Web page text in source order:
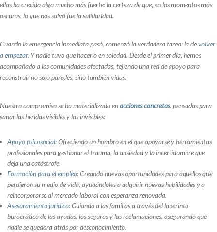
ellas ha crecido algo mucho más fuerte: la certeza de que, en los momentos más
oscuros, lo que nos salvó fue la solidaridad.
Cuando la emergencia inmediata pasó, comenzó la verdadera tarea: la devolver
a empezar. Y nadie tuvo que hacerlo en soledad. Desde el primer día, hemos
acompañado a las comunidades afectadas, tejiendo una red de apoyo para
reconstruir no solo paredes, sino también vidas.
Nuestro compromiso se ha materializado enacciones concretas, pensadas para
sanar las heridas visibles y las invisibles:
Apoyo psicosocial:Ofreciendo un hombro en el que apoyarse y herramientas
profesionales para gestionar el trauma, la ansiedad y la incertidumbre que
deja una catástrofe.
Formación para el empleo: Creando nuevas oportunidades para aquellos que
perdieron su medio de vida, ayudándoles a adquirir nuevas habilidades y a
reincorporarse al mercado laboral con esperanza renovada.
Asesoramiento jurídico: Guiando a las familias a través del laberinto
burocrático de las ayudas, los seguros y las reclamaciones, asegurando que
nadie se quedara atrás por desconocimiento.